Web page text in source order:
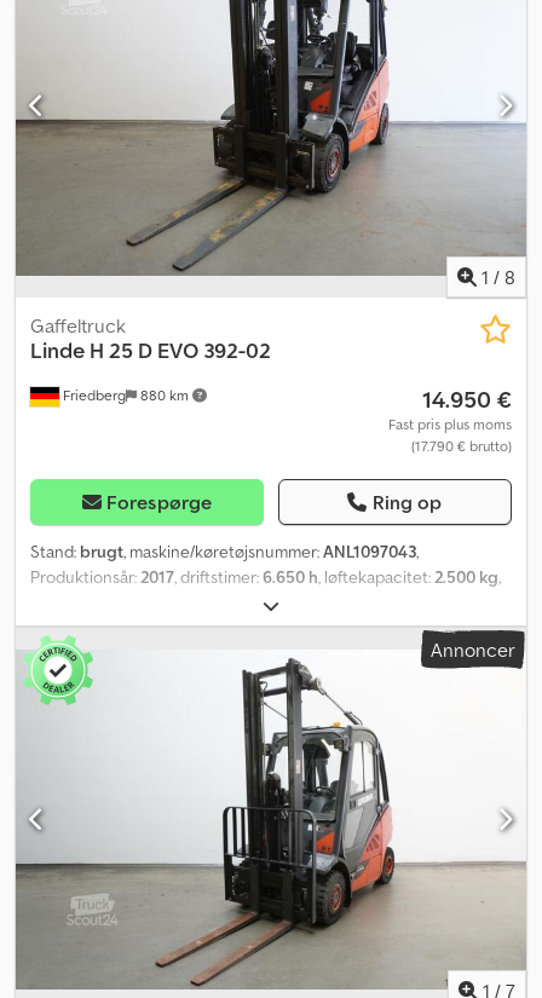
, - Køretøj: Dobbelt ekstra hydraulik - Mast:
Dobbelt ekstra hydraulik - Gaffelholder - Fuld kabine - Varme og
klimaanlæg - Eberspächer partikelfiltersystem integreret - 4 x
arbejdslygter foran - 1 x baklygte bagpå -
Hastighedsbegrænsning: 22 km/t - Panoramaspejl Crodpfezr R H
Asx Aknef - Radio - Adgangskontrol: Nøgleswitch - Førersæde,
standard (kunstlæder) - Enkeltpedal - Centralt joystick og
enkeltjoystick-betjening - GT med 6 lastvalser - Partikelfilter -
Gaffeltænder FEM II B - LSP 0.5 Ref: ANL1027419
1 / 8
Friedberg 880 km
Gaffeltruck
Linde H 25 D EVO 392-02
14.950 €
Fast pris plus moms
(17.790 € brutto)
Forespørge Ring op
Stand: brugt, maskine/køretøjsnummer:ANL1097043,
Produktionsår:2017, driftstimer:6.650 h, løftekapacitet:2.500 kg,
, fri løftehøjde:
mm, mastetype:triplex, gaffelbærebredden:1.080 mm,
gaffellængde:
, forhjulsdækstørrelse: 23x9-10
bagdækseldimension:
23x9-10, tomvægt:
2.150 mm
2.675 mm , samlet bredde:
, - Køretøj: Simpelt ekstra hydrauliksystem - Mast:
Simpelt ekstra hydrauliksystem - Sideskift, integreret Codpfx
Aozpby Ujknsrf - Stålramme + for-, tag- og bagrude + dør i højre
side - Varme - 2 x arbejdslygter foran - 1 x baklygte bagpå - Blinklys
- Advarselslyd ved bakning - Panoramaspejl - Holder med
skriveplade - Radio - Adgangskontrol: Nøglesystem - Førersæde,
standard (kunstlæder) - Slidindikator for gafler - Enkeltpedal -
Betjening med enkelt håndtag - LSP 0,5 Ref: ANL1097043
Annoncer
1 / 7